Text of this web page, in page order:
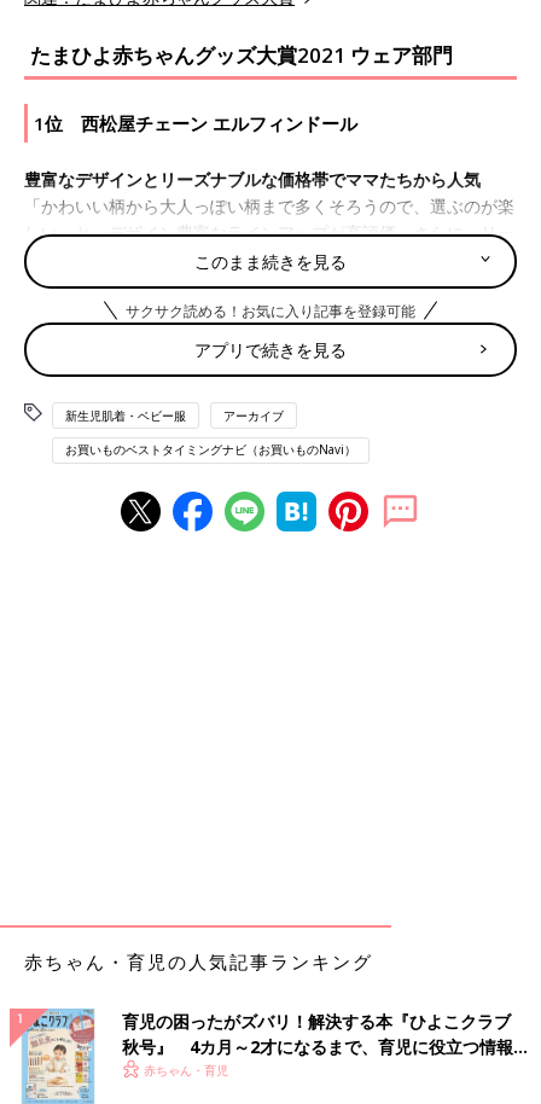
たまひよ赤ちゃんグッズ大賞2021 ウェア部門
1位 西松屋チェーン エルフィンドール
豊富なデザインとリーズナブルな価格帯でママたちから人気
「かわいい柄から大人っぽい柄まで多くそろうので、選ぶのが楽
しい」と、デザイン豊富なラインアップが高評価。さらに、リー
ズナブルな価格設定だから、セット買いもしやすいと人気を集
め、昨年に続き、今年も1位に。
きる。（東京都／産後5ヶ月のママ）
る。（新潟県／産後7ヶ月のママ）
●すぐサイズアウトするのでリーズナブルで
助かる。（長崎県／産後10ヶ月のママ）
このまま続きを見る
サクサク読める！お気に入り記事を登録可能
アプリで続きを見る
新生児肌着・ベビー服 アーカイブ
お買いものベストタイミングナビ（お買いものNavi）
赤ちゃん・育児の人気記事ランキング
育児の困ったがズバリ！解決する本『ひよこクラブ
秋号』 4カ月～2才になるまで、育児に役立つ情報が
いっぱい！
赤ちゃん・育児